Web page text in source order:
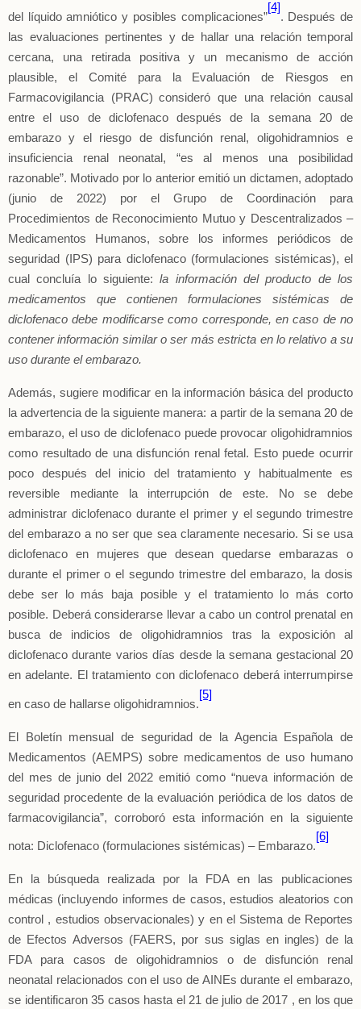
del líquido amniótico y posibles complicaciones”
[4]
. Después de
las evaluaciones pertinentes y de hallar una relación temporal
cercana, una retirada positiva y un mecanismo de acción
plausible, el Comité para la Evaluación de Riesgos en
Farmacovigilancia (PRAC) consideró que una relación causal
entre el uso de diclofenaco después de la semana 20 de
embarazo y el riesgo de disfunción renal, oligohidramnios e
insuficiencia renal neonatal, “es al menos una posibilidad
razonable”. Motivado por lo anterior emitió un dictamen, adoptado
(junio de 2022) por el Grupo de Coordinación para
Procedimientos de Reconocimiento Mutuo y Descentralizados –
Medicamentos Humanos, sobre los informes periódicos de
seguridad (IPS) para diclofenaco (formulaciones sistémicas), el
cual concluía lo siguiente:la información del producto de los
medicamentos que contienen formulaciones sistémicas de
diclofenaco debe modificarse como corresponde, en caso de no
contener información similar o ser más estricta en lo relativo a su
uso durante el embarazo.
Además, sugiere modificar en la información básica del producto
la advertencia de la siguiente manera: a partir de la semana 20 de
embarazo, el uso de diclofenaco puede provocar oligohidramnios
como resultado de una disfunción renal fetal. Esto puede ocurrir
poco después del inicio del tratamiento y habitualmente es
reversible mediante la interrupción de este. No se debe
administrar diclofenaco durante el primer y el segundo trimestre
del embarazo a no ser que sea claramente necesario. Si se usa
diclofenaco en mujeres que desean quedarse embarazas o
durante el primer o el segundo trimestre del embarazo, la dosis
debe ser lo más baja posible y el tratamiento lo más corto
posible. Deberá considerarse llevar a cabo un control prenatal en
busca de indicios de oligohidramnios tras la exposición al
diclofenaco durante varios días desde la semana gestacional 20
en adelante. El tratamiento con diclofenaco deberá interrumpirse
en caso de hallarse oligohidramnios.
[5]
El Boletín mensual de seguridad de la Agencia Española de
Medicamentos (AEMPS) sobre medicamentos de uso humano
del mes de junio del 2022 emitió como “nueva información de
seguridad procedente de la evaluación periódica de los datos de
farmacovigilancia”, corroboró esta información en la siguiente
nota: Diclofenaco (formulaciones sistémicas) – Embarazo.
[6]
En la búsqueda realizada por la FDA en las publicaciones
médicas (incluyendo informes de casos, estudios aleatorios con
control , estudios observacionales) y en el Sistema de Reportes
de Efectos Adversos (FAERS, por sus siglas en ingles) de la
FDA para casos de oligohidramnios o de disfunción renal
neonatal relacionados con el uso de AINEs durante el embarazo,
se identificaron 35 casos hasta el 21 de julio de 2017 , en los que